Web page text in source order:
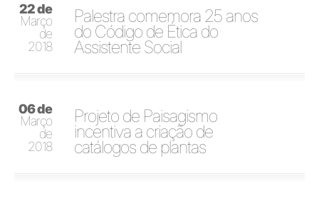
22 de
Março
de
2018
Palestra comemora 25 anos
do Código de Ética do
Assistente Social
06 de
Março
de
2018
Projeto de Paisagismo
incentiva a criação de
catálogos de plantas